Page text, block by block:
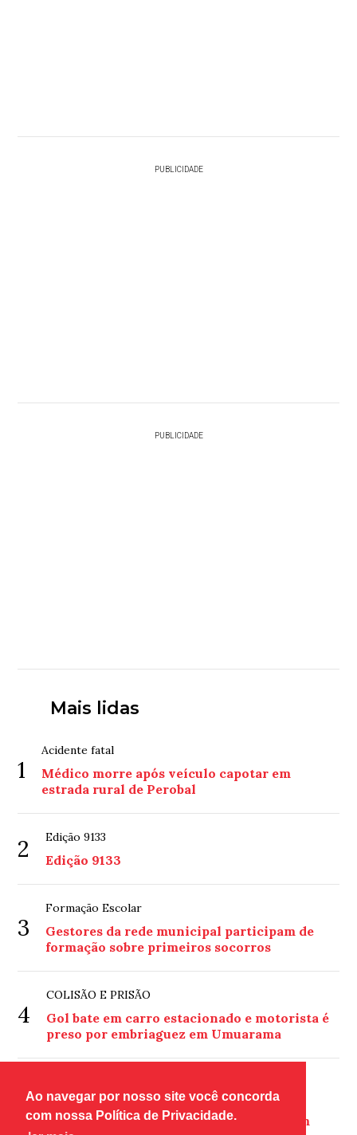
Ao navegar por nosso site você concorda
com nossa Política de Privacidade.
PUBLICIDADE
PUBLICIDADE
Mais lidas
1
Acidente fatal
Médico morre após veículo capotar em
estrada rural de Perobal
2 Edição 9133
Edição 9133
3
Formação Escolar
Gestores da rede municipal participam de
formação sobre primeiros socorros
4
COLISÃO E PRISÃO
Gol bate em carro estacionado e motorista é
preso por embriaguez em Umuarama
5
Polícia Militar apreende motocicleta
conduzida por menor sem habilitação em